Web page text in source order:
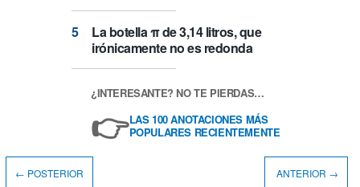
La botella π de 3,14 litros, que
irónicamente no es redonda
¿INTERESANTE? NO TE PIERDAS…
👉LAS 100 ANOTACIONES MÁS
POPULARES RECIENTEMENTE
← POSTERIOR ANTERIOR →